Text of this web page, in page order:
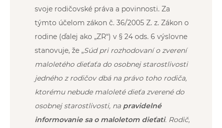
svoje rodičovské práva a povinnosti. Za
týmto účelom zákon č. 36/2005 Z. z. Zákon o
rodine (ďalej ako „ZR“) v § 24 ods. 6 výslovne
stanovuje, že „Súd pri rozhodovaní o zverení
maloletého dieťaťa do osobnej starostlivosti
jedného z rodičov dbá na právo toho rodiča,
ktorému nebude maloleté dieťa zverené do
osobnej starostlivosti, na pravidelné
informovanie sa o maloletom dieťati. Rodič,